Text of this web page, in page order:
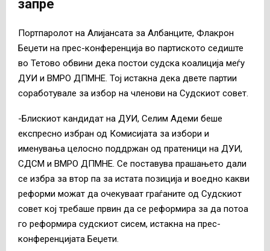
запре
Портпаролот на Алијансата за Албанците, Флакрон
Беџети на прес-конференција во партиското седиште
во Тетово обвини дека постои судска коалиција меѓу
ДУИ и ВМРО ДПМНЕ. Тој истакна дека двете партии
соработувале за избор на членови на Судскиот совет.
-Блискиот кандидат на ДУИ, Селим Адеми беше
експресно избран од Комисијата за избори и
именувања целосно поддржан од пратеници на ДУИ,
СДСМ и ВМРО ДПМНЕ. Се поставува прашањето дали
се избра за втор па за истата позиција и воедно какви
реформи можат да очекуваат граѓаните од Судскиот
совет кој требаше првин да се реформира за да потоа
го реформира судскиот сисем, истакна на прес-
конференцијата Беџети.